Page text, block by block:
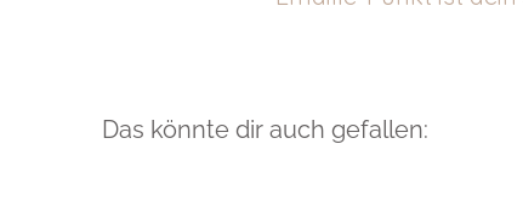
Das könnte dir auch gefallen: